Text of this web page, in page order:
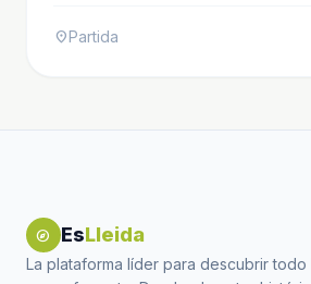
location_onPartida
explore EsLleida
La plataforma líder para descubrir